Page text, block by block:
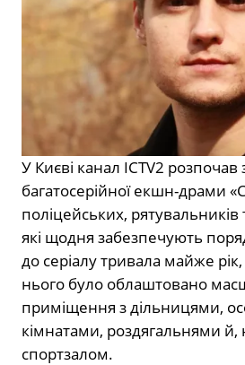
У Києві канал ICTV2
багатосерійної екшн-драми
поліцейських, рятувальників
які щодня забезпечують
до серіалу тривала майже
нього було облаштовано
приміщення з дільницями,
кімнатами, роздягальнями й,
спортзалом.